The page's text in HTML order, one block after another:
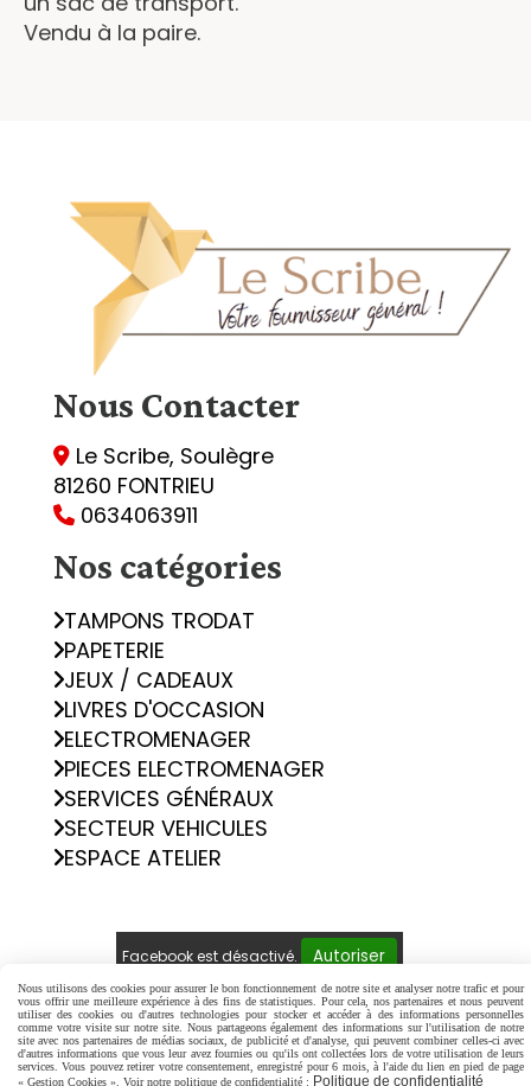
Vendu à la paire.
Nous Contacter
 Le Scribe, Soulègre
81260 FONTRIEU
 0634063911
Nos catégories
TAMPONS TRODAT
PAPETERIE
JEUX / CADEAUX
LIVRES D'OCCASION
ELECTROMENAGER
PIECES ELECTROMENAGER
SERVICES GÉNÉRAUX
SECTEUR VEHICULES
ESPACE ATELIER
Facebook est désactivé. Autoriser
Mentions Légales
Conditions générales de vente
Politique de confidentialité
Gestion cookies
Mon Compte
Créer un site internet
Nous utilisons des cookies pour assurer le bon fonctionnement de notre site et analyser notre trafic et pour
vous offrir une meilleure expérience à des fins de statistiques. Pour cela, nos partenaires et nous peuvent
utiliser des cookies ou d'autres technologies pour stocker et accéder à des informations personnelles
comme votre visite sur notre site. Nous partageons également des informations sur l'utilisation de notre
site avec nos partenaires de médias sociaux, de publicité et d'analyse, qui peuvent combiner celles-ci avec
d'autres informations que vous leur avez fournies ou qu'ils ont collectées lors de votre utilisation de leurs
services. Vous pouvez retirer votre consentement, enregistré pour 6 mois, à l'aide du lien en pied de page
« Gestion Cookies ». Voir notre politique de confidentialité : Politique de confidentialité